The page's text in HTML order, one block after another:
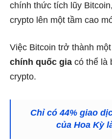
chính thức tích lũy
crypto lên một tầm cao
Việc Bitcoin trở thành
chính quốc gia có thể là
crypto.
Chỉ có 44% giao
của Hoa Kỳ